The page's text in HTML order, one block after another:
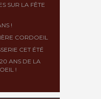
SUR LA FÊTE
!
CORDOEIL
CET ÉTÉ
ANS DE LA
!